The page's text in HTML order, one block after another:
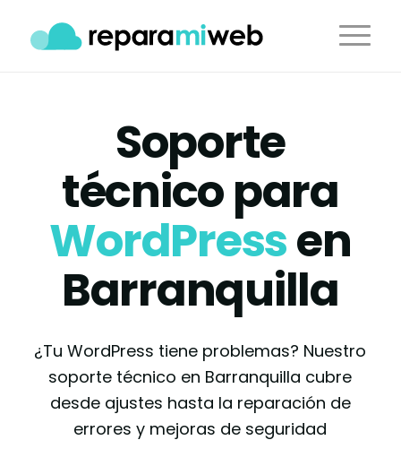
Soporte
técnico para
WordPressen
Barranquilla
¿Tu WordPress tiene problemas? Nuestro
soporte técnico en Barranquilla cubre
desde ajustes hasta la reparación de
errores y mejoras de seguridad